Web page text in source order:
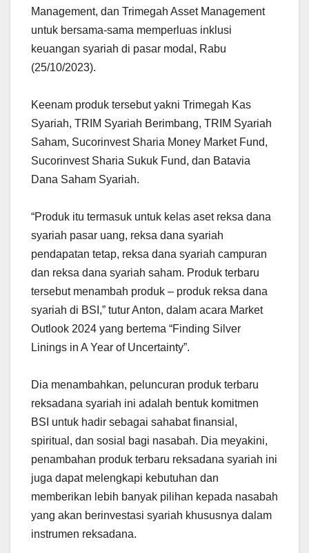
Management, dan Trimegah Asset Management
untuk bersama-sama memperluas inklusi
keuangan syariah di pasar modal, Rabu
(25/10/2023).
Keenam produk tersebut yakni Trimegah Kas
Syariah, TRIM Syariah Berimbang, TRIM Syariah
Saham, Sucorinvest Sharia Money Market Fund,
Sucorinvest Sharia Sukuk Fund, dan Batavia
Dana Saham Syariah.
“Produk itu termasuk untuk kelas aset reksa dana
syariah pasar uang, reksa dana syariah
pendapatan tetap, reksa dana syariah campuran
dan reksa dana syariah saham. Produk terbaru
tersebut menambah produk – produk reksa dana
syariah di BSI,” tutur Anton, dalam acara Market
Outlook 2024 yang bertema “Finding Silver
Linings in A Year of Uncertainty”.
Dia menambahkan, peluncuran produk terbaru
reksadana syariah ini adalah bentuk komitmen
BSI untuk hadir sebagai sahabat finansial,
spiritual, dan sosial bagi nasabah. Dia meyakini,
penambahan produk terbaru reksadana syariah ini
juga dapat melengkapi kebutuhan dan
memberikan lebih banyak pilihan kepada nasabah
yang akan berinvestasi syariah khususnya dalam
instrumen reksadana.